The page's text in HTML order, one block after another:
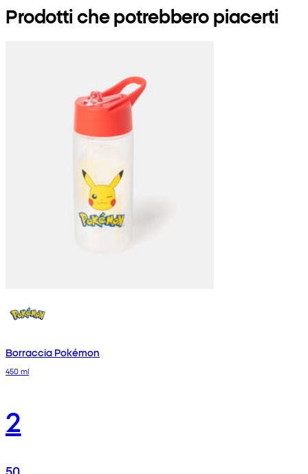
Prodotti che potrebbero piacerti
Borraccia Pokémon
450 ml
2